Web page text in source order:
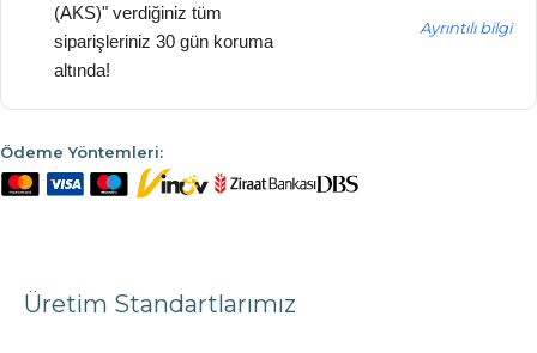
(AKS)" verdiğiniz tüm
siparişleriniz 30 gün koruma
altında!
Ayrıntılı bilgi
Ödeme Yöntemleri:
Üretim Standartlarımız